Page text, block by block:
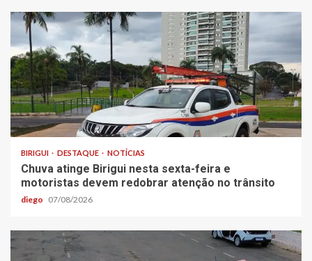
BIRIGUI DESTAQUE NOTÍCIAS
Chuva atinge Birigui nesta sexta-feira e
motoristas devem redobrar atenção no trânsito
diego 07/08/2026